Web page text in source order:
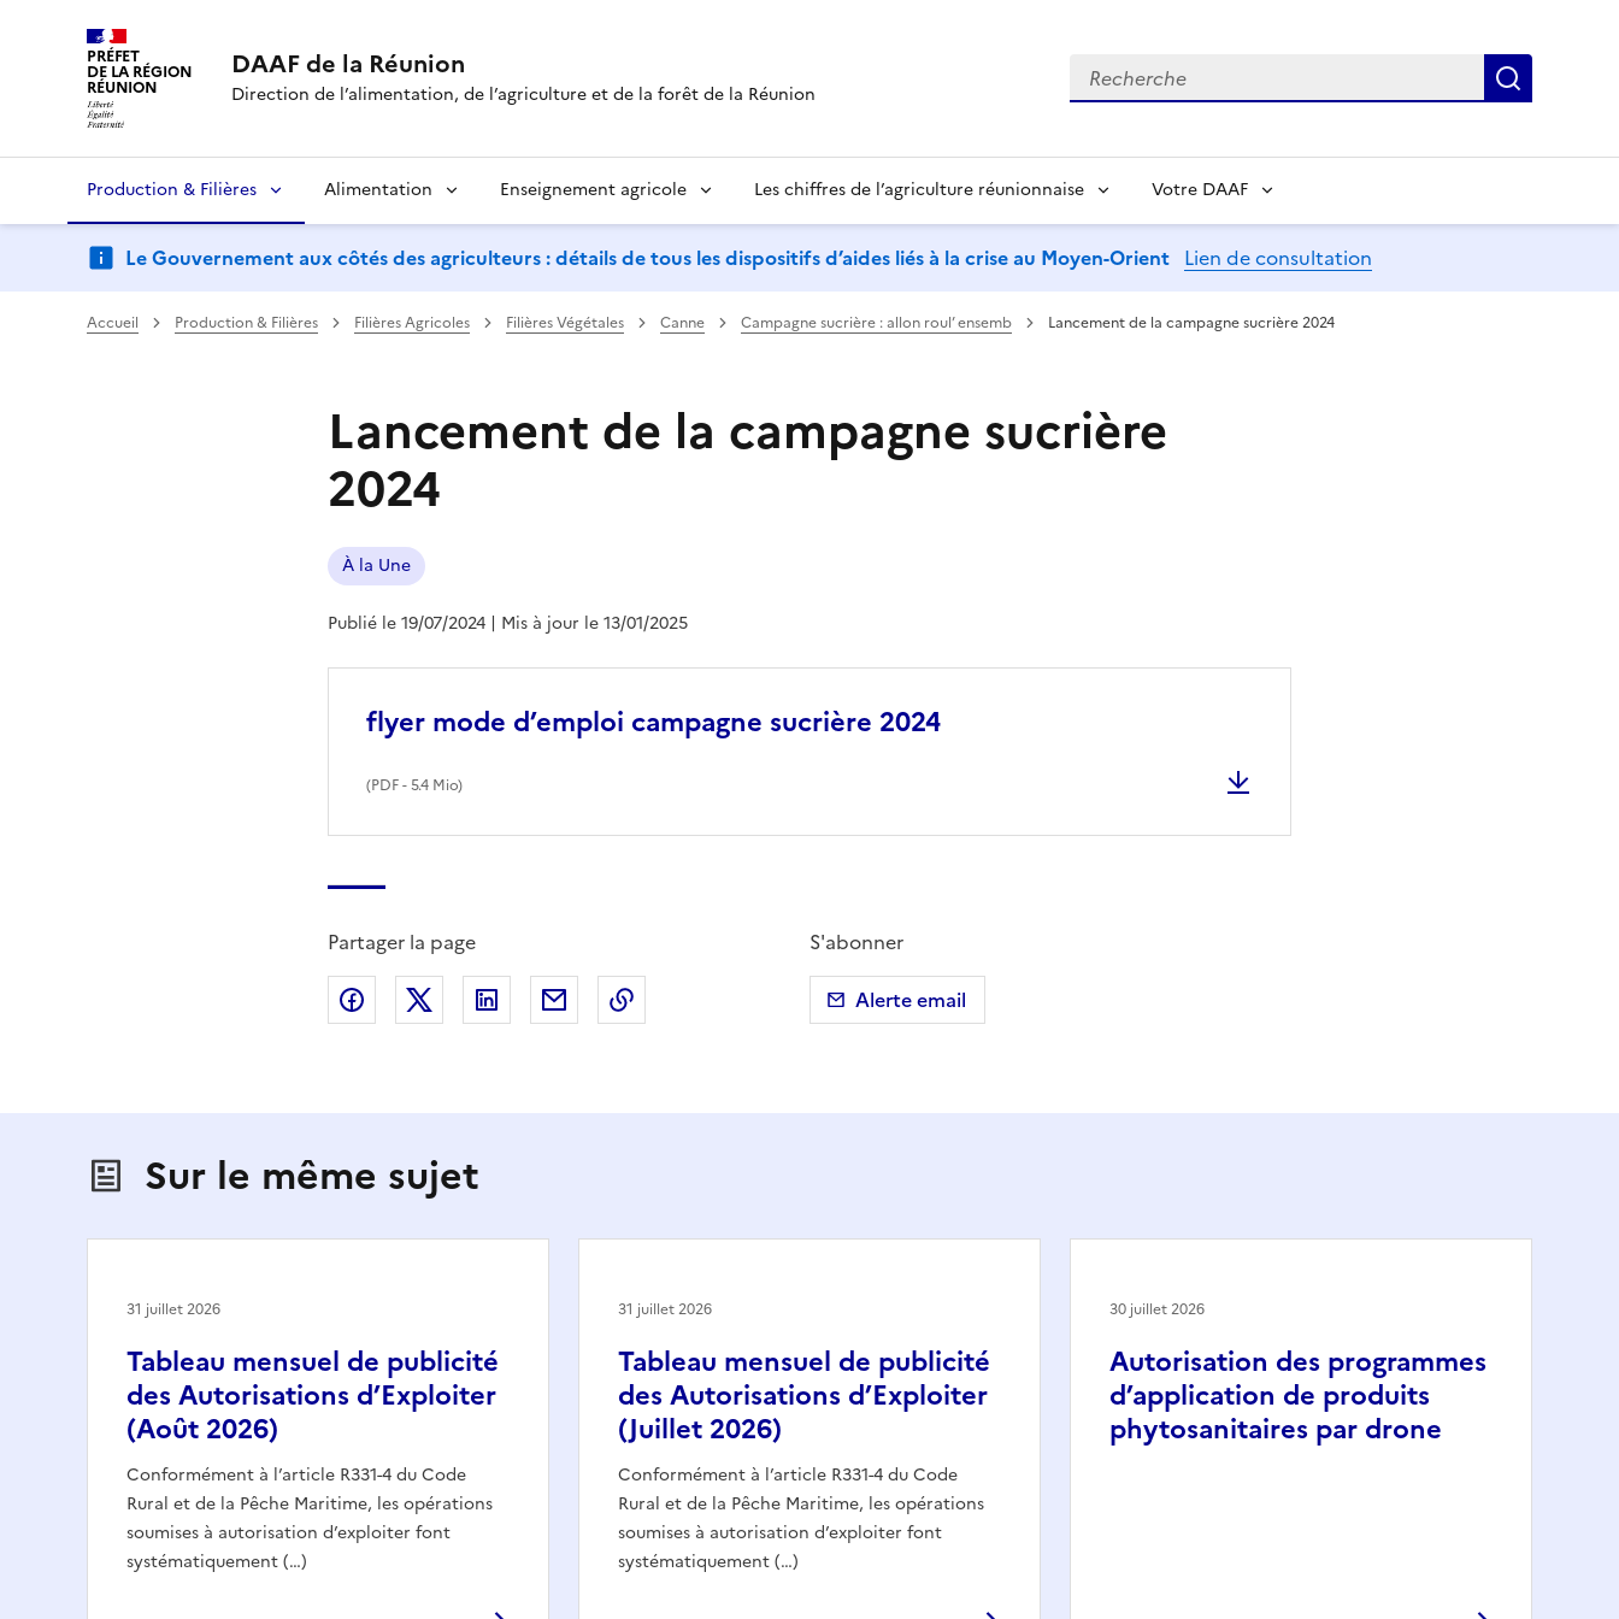
PRÉFET
DE LA RÉGION
RÉUNION
DAAF de la Réunion
Direction de l’alimentation, de l’agriculture et de la forêt de la Réunion
Recherche
Production & Filières Alimentation Enseignement agricole Les chiffres de l’agriculture réunionnaise Votre DAAF
Le Gouvernement aux côtés des agriculteurs : détails de tous les dispositifs d’aides liés à la crise au Moyen-Orient Lien de consultation
Accueil Production & Filières Filières Agricoles Filières Végétales Canne Campagne sucrière : allon roul’ ensemb Lancement de la campagne sucrière 2024
Lancement de la campagne sucrière
2024
À la Une
Publié le 19/07/2024 | Mis à jour le 13/01/2025
flyer mode d’emploi campagne sucrière 2024
(PDF- 5.4 Mio)
Partager la page
Partager sur Facebook
Partager sur X (anciennement Twitter)
Partager sur LinkedIn
Partager par emailCopier dans le presse-papier
S'abonner
Alerte email
Sur le même sujet
Tableau mensuel de publicité
des Autorisations d’Exploiter
(Août 2026)
Conformément à l’article R331-4 du Code
Rural et de la Pêche Maritime, les opérations
soumises à autorisation d’exploiter font
systématiquement (…)
31 juillet 2026
Tableau mensuel de publicité
des Autorisations d’Exploiter
(Juillet 2026)
Conformément à l’article R331-4 du Code
Rural et de la Pêche Maritime, les opérations
soumises à autorisation d’exploiter font
systématiquement (…)
31 juillet 2026
Autorisation des programmes
d’application de produits
phytosanitaires par drone
30 juillet 2026